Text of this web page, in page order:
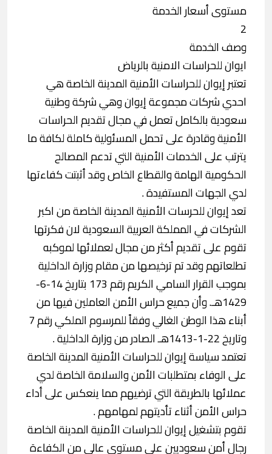
مستوى أسعار الخدمة
2
وصف الخدمة
ايوان للحراسات الامنية بالرياض
تعتبر إيوان للحراسات الأمنية المدينة الخاصة هي
احدي شركات مجموعة إيوان وهي شركة وطنية
سعودية بالكامل تعمل في مجال تقديم الحراسات
الأمنية وقادرة على تحمل المسئولية كاملة لكافة ما
يترتب على الخدمات الأمنية التي تدعم المصالح
الحكومية الهامة والقطاع الخاص وقد أثبتت كفاءتها
لدي الجهات المستفيدة .
تعد إيوان للحرسات الأمنية المدينة الخاصة من اكبر
الشركات في المملكة العربية السعودية لان فكرتها
تقوم على تقديم أكثر من مجال لعملائها لموكبه
تطلعاتهم وقد تم ترخيصها من مقام وزارة الداخلية
بموجب القرار السامي الكريم رقم 173 بتاريخ 14-6-
1429هـ. وأن جميع حراس الأمن العاملين فيها من
أبناء هذا الوطن الغالي وفقاً للمرسوم الملكي رقم 7
وتاريخ 22-1-1413هـ الصادر من وزارة الداخلية .
تعتمد سياسة إيوان للحراسات الأمنية المدينة الخاصة
على الوفاء بمتطلبات الأمن والسلامة الخاصة لدي
عملائها بالطريقة التي ترضيهم مما ينعكس على أداء
حراس الأمن أثناء تأديتهم لمهامهم .
تقوم بتشغيل إيوان للحراسات الأمنية المدينة الخاصة
رجال أمن سعوديين على مستوي عالي من الكفاءة